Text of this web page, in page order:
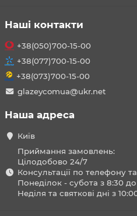
Наші контакти
+38(050)700-15-00
+38(077)700-15-00
+38(073)700-15-00
glazeycomua@ukr.net
Наша адреса
Київ
Приймання замовлень:
Цілодобово 24/7
Консультації по телефону
Понеділок - субота з 8:30 до
Неділя та святкові дні з